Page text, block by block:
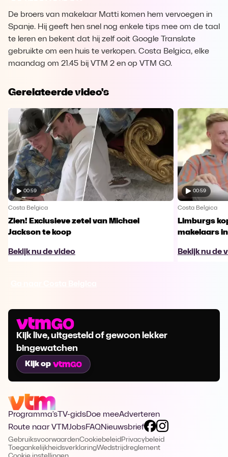
De broers van makelaar Matti komen hem vervoegen in
Spanje. Hij geeft hen snel nog enkele tips mee om de taal
te leren en bekent dat hij zelf ooit Google Translate
gebruikte om een huis te verkopen. Costa Belgica, elke
maandag om 21.45 bij VTM 2 en op VTM GO.
Gerelateerde video's
00:59
Costa Belgica
Zien! Exclusieve zetel van Michael
Jackson te koop
Bekijk nu de video
00:59
Costa Belgica
Limburgs
makelaars
Bekijk nu de
Kijk live, uitgesteld of gewoon lekker
bingewatchen
Kijk op
Programma's TV-gidsDoe meeAdverteren
Route naar VTMJobsFAQNieuwsbrief
GebruiksvoorwaardenCookiebeleid Privacybeleid
ToegankelijkheidsverklaringWedstrijdreglement